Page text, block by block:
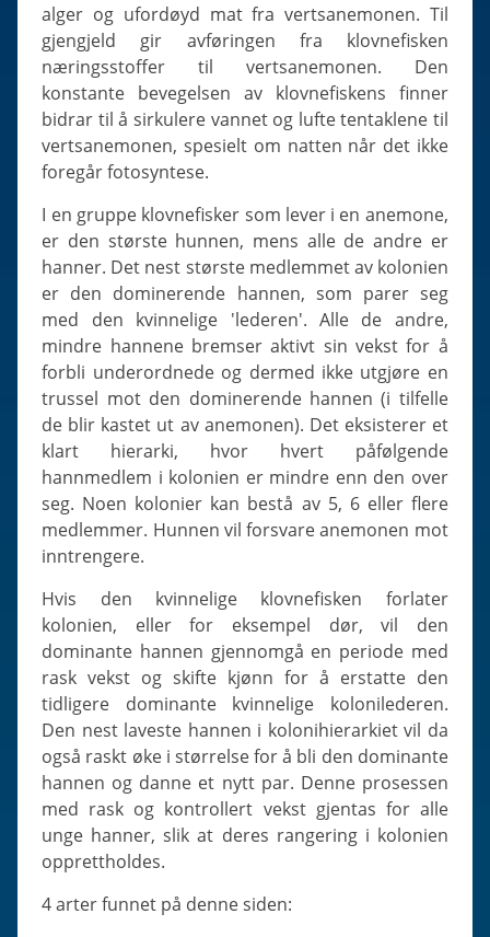
alger og ufordøyd mat fra vertsanemonen. Til
gjengjeld gir avføringen fra klovnefisken
næringsstoffer til vertsanemonen. Den
konstante bevegelsen av klovnefiskens finner
bidrar til å sirkulere vannet og lufte tentaklene til
vertsanemonen, spesielt om natten når det ikke
foregår fotosyntese.
I en gruppe klovnefisker som lever i en anemone,
er den største hunnen, mens alle de andre er
hanner. Det nest største medlemmet av kolonien
er den dominerende hannen, som parer seg
med den kvinnelige 'lederen'. Alle de andre,
mindre hannene bremser aktivt sin vekst for å
forbli underordnede og dermed ikke utgjøre en
trussel mot den dominerende hannen (i tilfelle
de blir kastet ut av anemonen). Det eksisterer et
klart hierarki, hvor hvert påfølgende
hannmedlem i kolonien er mindre enn den over
seg. Noen kolonier kan bestå av 5, 6 eller flere
medlemmer. Hunnen vil forsvare anemonen mot
inntrengere.
Hvis den kvinnelige klovnefisken forlater
kolonien, eller for eksempel dør, vil den
dominante hannen gjennomgå en periode med
rask vekst og skifte kjønn for å erstatte den
tidligere dominante kvinnelige kolonilederen.
Den nest laveste hannen i kolonihierarkiet vil da
også raskt øke i størrelse for å bli den dominante
hannen og danne et nytt par. Denne prosessen
med rask og kontrollert vekst gjentas for alle
unge hanner, slik at deres rangering i kolonien
opprettholdes.
4 arter funnet på denne siden: